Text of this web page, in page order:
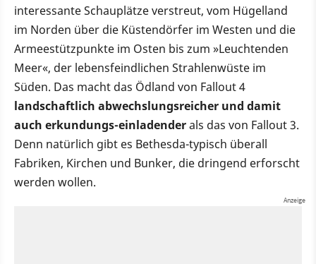
interessante Schauplätze verstreut, vom Hügelland
im Norden über die Küstendörfer im Westen und die
Armeestützpunkte im Osten bis zum »Leuchtenden
Meer«, der lebensfeindlichen Strahlenwüste im
Süden. Das macht das Ödland von Fallout 4
landschaftlich abwechslungsreicher und damit
auch erkundungs-einladenderals das von Fallout 3.
Denn natürlich gibt es Bethesda-typisch überall
Fabriken, Kirchen und Bunker, die dringend erforscht
werden wollen.